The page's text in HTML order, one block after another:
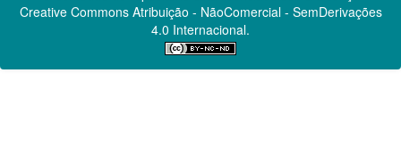
Creative CommonsAtribuição - NãoComercial - SemDerivações
4.0 Internacional.